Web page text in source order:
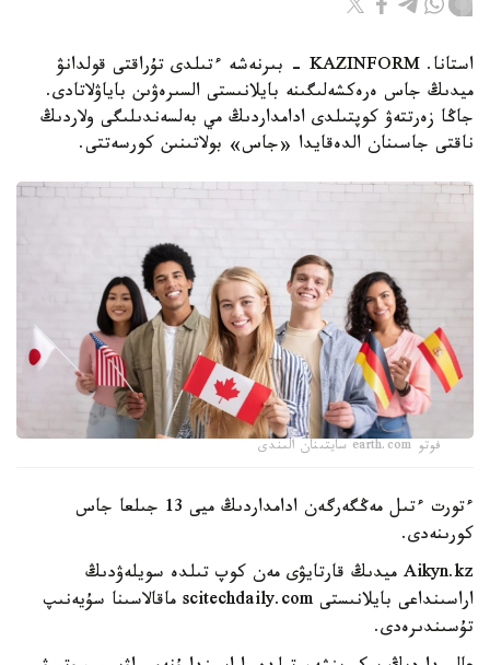
استانا. KAZINFORM - بىرنەشە ءتىلدى تۇراقتى قولدانۋ
ميدىڭ جاس ەرەكشەلىگىنە بايلانىستى السىرەۋىن باياۋلاتادى.
جاڭا زەرتتەۋ كوپتىلدى ادامداردىڭ مي بەلسەندىلىگى ولاردىڭ
ناقتى جاسىنان الدەقايدا «جاس» بولاتىنىن كورسەتتى.
فوتو earth.com سايتىنان الىندى
ءتورت ءتىل مەڭگەرگەن ادامداردىڭ ميى 13 جىلعا جاس
كورىنەدى.
Aikyn.kz ميدىڭ قارتايۋى مەن كوپ تىلدە سويلەۋدىڭ
اراسىنداعى بايلانىستى scitechdaily.com ماقالاسىنا سۇيەنىپ
تۇسىندىرەدى.